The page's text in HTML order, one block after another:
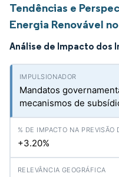
Tendências e
Energia Renovável
Análise de Impacto dos
Mandatos
mecanismos de
+3.20%